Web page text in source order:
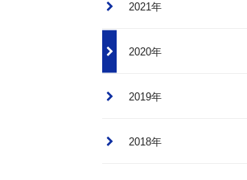
2021年
2020年
2019年
2018年